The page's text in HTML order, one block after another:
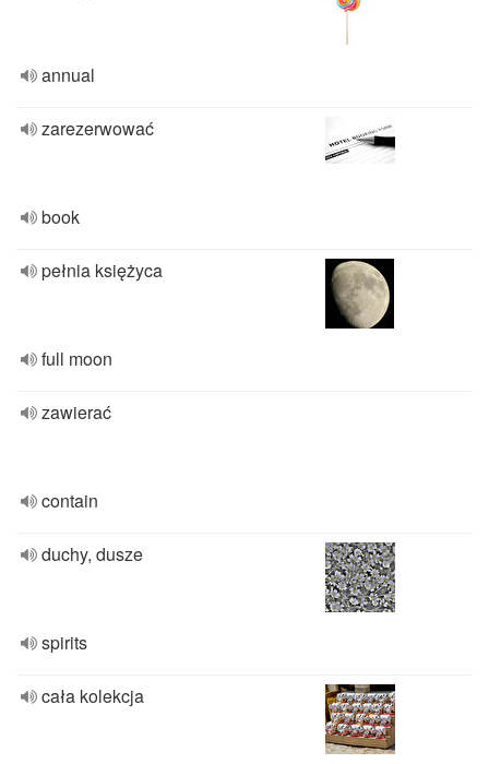
annual
zarezerwować
book
pełnia księżyca
full moon
zawierać
contain
duchy, dusze
spirits
cała kolekcja